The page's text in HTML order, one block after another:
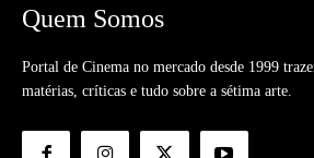
Quem Somos
Portal de Cinema no mercado desde 1999
matérias, críticas e tudo sobre a sétima arte.